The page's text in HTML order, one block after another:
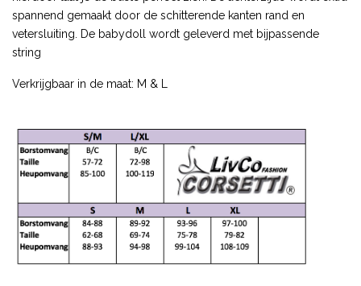
spannend gemaakt door de schitterende kanten rand en
vetersluiting. De babydoll wordt geleverd met bijpassende
string
Verkrijgbaar in de maat: M & L